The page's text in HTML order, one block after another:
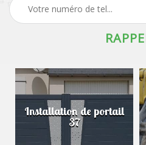
Installation de portail
37